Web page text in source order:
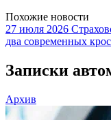
Похожие новости
27 июля 2026
два современных
Записки
Архив